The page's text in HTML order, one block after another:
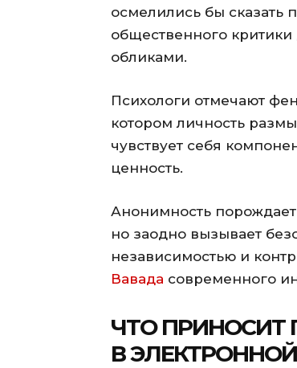
осмелились бы сказать
общественного
обликами.
Психологи отмечают
котором личность
чувствует себя
ценность.
Анонимность
но заодно вызывает
независимостью и
Вавада современного
ЧТО
В